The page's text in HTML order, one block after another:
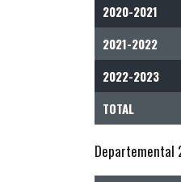
2020-2021
2021-2022
2022-2023
TOTAL
Departemental